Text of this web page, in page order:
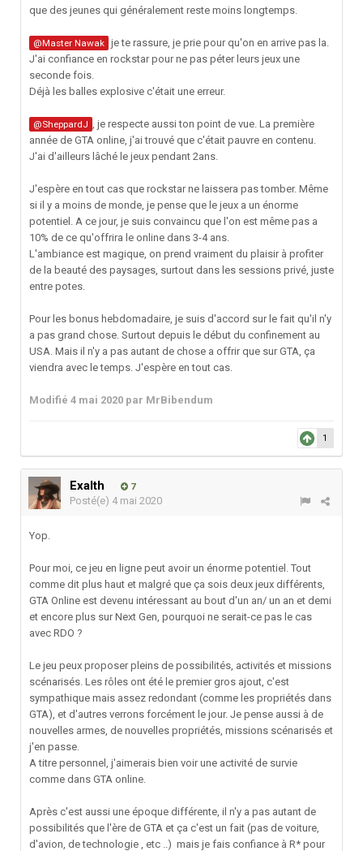
que des jeunes qui généralement reste moins longtemps.
@Master Nawak je te rassure, je prie pour qu'on en arrive pas la.
J'ai confiance en rockstar pour ne pas péter leurs jeux une
seconde fois.
Déjà les balles explosive c'était une erreur.
@SheppardJ
, je respecte aussi ton point de vue. La première
année de GTA online, j'ai trouvé que c'était pauvre en contenu.
J'ai d'ailleurs lâché le jeux pendant 2ans.
J'espère en tout cas que rockstar ne laissera pas tomber. Même
si il y a moins de monde, je pense que le jeux a un énorme
potentiel. A ce jour, je suis convaincu que l'on est même pas a
10% de ce qu'offrira le online dans 3-4 ans.
L'ambiance est magique, on prend vraiment du plaisir à profiter
de la beauté des paysages, surtout dans les sessions privé, juste
entre potes.
Pour les bonus hebdomadaire, je suis d'accord sur le fait qu'il n'y
a pas grand chose. Surtout depuis le début du confinement au
USA. Mais il n'y a pas autant de chose a offrir que sur GTA, ça
viendra avec le temps. J'espère en tout cas.
Modifié 4 mai 2020 par MrBibendum
1
Exalth 7
Posté(e) 4 mai 2020
Yop.
Pour moi, ce jeu en ligne peut avoir un énorme potentiel. Tout
comme dit plus haut et malgré que ça sois deux jeux différents,
GTA Online est devenu intéressant au bout d'un an/ un an et demi
et encore plus sur Next Gen, pourquoi ne serait-ce pas le cas
avec RDO ?
Le jeu peux proposer pleins de possibilités, activités et missions
scénarisés. Les rôles ont été le premier gros ajout, c'est
sympathique mais assez redondant (comme les propriétés dans
GTA), et d'autres verrons forcément le jour. Je pense aussi à de
nouvelles armes, de nouvelles propriétés, missions scénarisés et
j'en passe.
A titre personnel, j'aimerais bien voir une activité de survie
comme dans GTA online.
Après c'est aussi une époque différente, il n'y a pas autant de
possibilités que l'ère de GTA et ça c'est un fait (pas de voiture,
d'avion, de technologie , etc ..) mais je fais confiance à R* pour